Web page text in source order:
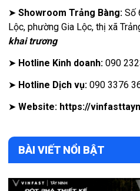
➤Showroom Trảng Bàng: Số
Lộc, phường Gia Lộc, thị xã
khai trương
➤ Hotline Kinh doanh: 090
➤ Hotline Dịch vụ: 090 3376
➤Website: https://
BÀI VIẾT NỔI BẬT